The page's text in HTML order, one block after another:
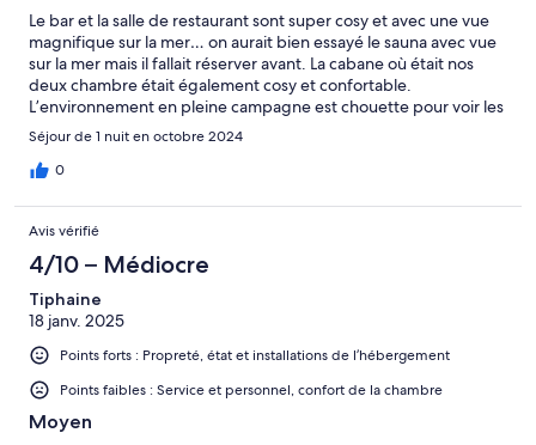
Le bar et la salle de restaurant sont super cosy et avec une vue
magnifique sur la mer… on aurait bien essayé le sauna avec vue
sur la mer mais il fallait réserver avant. La cabane où était nos
deux chambre était également cosy et confortable.
L’environnement en pleine campagne est chouette pour voir les
aurores! Nous avons eu une belle surprise en sortant du
restaurant pour rejoindre notre cabine. Le dîner nous a plu.
Séjour de 1 nuit en octobre 2024
0
Avis vérifié
4/10 – Médiocre
Tiphaine
18 janv. 2025
Points forts : Propreté, état et installations de l’hébergement
Points faibles : Service et personnel, confort de la chambre
Moyen